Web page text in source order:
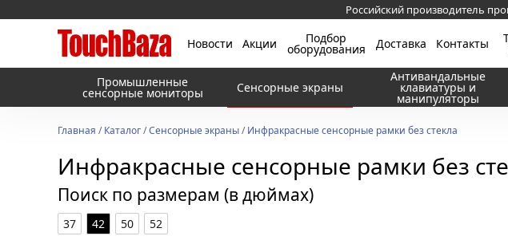
Российский производитель
Новости Акции Подбор
оборудования Доставка Контакты
Промышленные
сенсорные мониторы Сенсорные экраны
Антивандальные
клавиатуры и
манипуляторы
Главная /Каталог/Сенсорные экраны/Инфракрасные сенсорные рамки без стекла
Инфракрасные сенсорные рамки без
Поиск по размерам (в дюймах)
37 42 50 52